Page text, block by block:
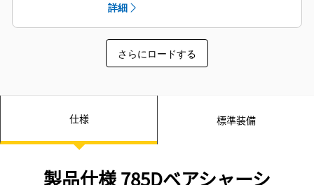
ナンス用の潤滑剤を提供する最適な
ソリューションが得られます。
Caterpillarは、世界各国のOEMと協
力し、お客様の業務に最適なソリュ
ーションを提供するために、すべて
ビストラックの用途に適合するよう
詳細
さらにロードする
仕様 標準装備
製品仕様 785Dベアシャーシ